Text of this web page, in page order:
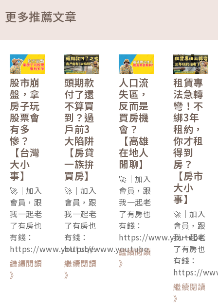
更多推薦文章
股市崩
盤，拿
房子玩
股票會
有多
慘？
【台灣
大小
事】
🚀｜加入
會員，跟
我一起老
了有房也
有錢：
https://www.youtube.
繼續閱讀
》
頭期款
付了還
不算買
到？過
戶前3
大陷阱
【房貸
一族拚
買房】
🚀｜加入
會員，跟
我一起老
了有房也
有錢：
https://www.youtube.
繼續閱讀
》
人口流
失區，
反而是
買房機
會？
【高雄
在地人
閒聊】
🚀｜加入
會員，跟
我一起老
了有房也
有錢：
https://www.youtube.
繼續閱讀
》
租賃專
法急轉
彎！不
綁3年
租約，
你才租
得到
房？
【房市
大小
事】
🚀｜加入
會員，跟
我一起老
了有房也
有錢：
https://
繼續閱讀
》